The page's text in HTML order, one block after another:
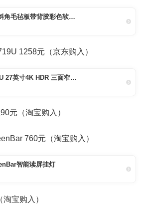
40x30cm边缘斜角毛毡板带背胶彩色软木留言作品展示栏北欧照片墙
1258元（京东购入）
KOIOS K2719U 27英寸4K HDR 三面窄边框 IPS 升降旋转 设...
元（淘宝购入）
760元（淘宝购入）
智能读屏挂灯
宝购入）